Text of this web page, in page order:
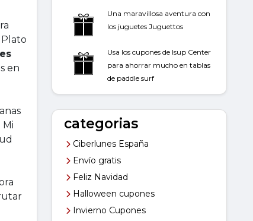
en
Mi
Una maravillosa aventura con
los juguetes Juguettos
Usa los cupones de Isup Center
para ahorrar mucho en tablas
de paddle surf
categorias
Ciberlunes España
Envío gratis
Feliz Navidad
Halloween cupones
Invierno Cupones